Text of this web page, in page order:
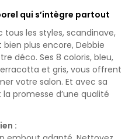
qui s’intègre partout
tous les styles, scandinave,
plus encore, Debbie
déco. Ses 8 coloris, bleu,
et gris, vous offrent
votre salon. Et avec sa
promesse d’une qualité
: